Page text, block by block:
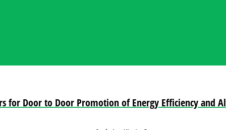
for Door to Door Promotion of Energy Efficiency and